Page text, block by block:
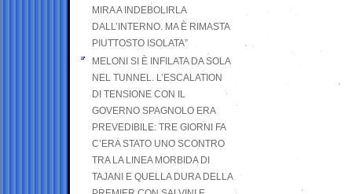
MIRA A INDEBOLIRLA
DALL’INTERNO. MA È RIMASTA
PIUTTOSTO ISOLATA”
MELONI SI È INFILATA DA SOLA
NEL TUNNEL. L’ESCALATION
DI TENSIONE CON IL
GOVERNO SPAGNOLO ERA
PREVEDIBILE: TRE GIORNI FA
C’ERA STATO UNO SCONTRO
TRA LA LINEA MORBIDA DI
TAJANI E QUELLA DURA DELLA